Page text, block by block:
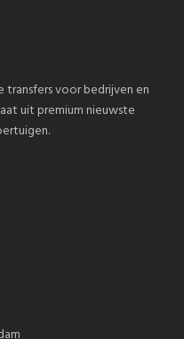
transfers voor bedrijven en
uit premium nieuwste